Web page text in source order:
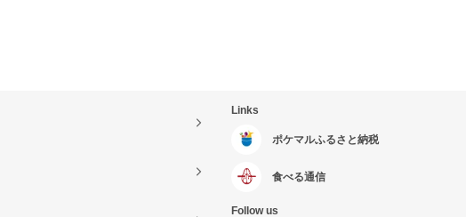
Links
ポケマルふるさと納税
食べる通信
Follow us